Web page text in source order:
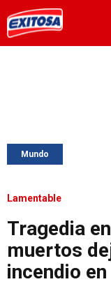
Mundo
Lamentable
Tragedia
muertos
incendio